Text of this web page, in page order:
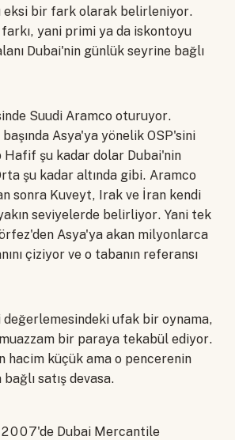
eksi bir fark olarak belirleniyor.
yani primi ya da iskontoyu
Dubai'nin günlük seyrine bağlı
Suudi Aramco oturuyor.
Asya'ya yönelik OSP'sini
Hafif şu kadar dolar Dubai'nin
şu kadar altında gibi. Aramco
sonra Kuveyt, Irak ve İran kendi
seviyelerde belirliyor. Yani tek
Asya'ya akan milyonlarca
çiziyor ve o tabanın referansı
değerlemesindeki ufak bir oynama,
bir paraya tekabül ediyor.
hacim küçük ama o pencerenin
satış devasa.
2007'de Dubai Mercantile